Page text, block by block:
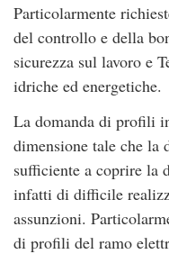
Particolarmente
del controllo e della
sicurezza sul lavoro e
idriche ed energetiche.
La domanda di profili
dimensione tale che
sufficiente a coprire la
infatti di difficile
assunzioni.
di profili del ramo